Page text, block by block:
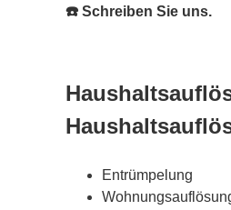
☎️ Schreiben Sie uns.
Entrümpelung